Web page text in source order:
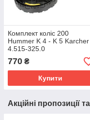
Комплект коліс 200
Hummer K 4 - K 5 Karcher
4.515-325.0
770 ₴
Купити
Акційні пропозиції